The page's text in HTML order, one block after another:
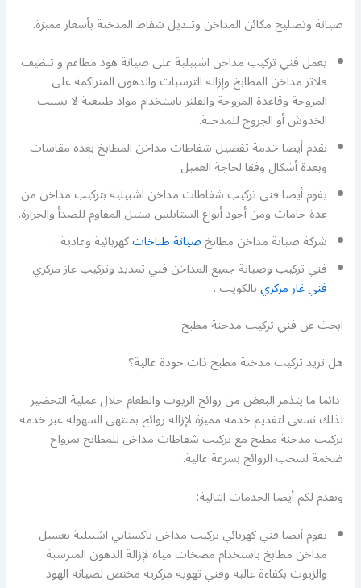
صيانة وتصليح مكائن المداخن وتبديل شفاط المدخنة بأسعار مميزة.
يعمل فني تركيب مداخن اشبيلية على صيانة هود مطاعم و تنظيف
فلاتر مداخن المطابخ وإزالة الترسبات والدهون المتراكمة على
المروحة وقاعدة المروحة والفلتر باستخدام مواد طبيعية لا تسبب
الخدوش أو الجروح للمدخنة.
نقدم أيضا خدمة تفصيل شفاطات مداخن المطابخ بعدة مقاسات
وبعدة أشكال وفقا لحاجة العميل
يقوم أيضا فني تركيب شفاطات مداخن اشبيلية بتركيب مداخن من
عدة خامات ومن أجود أنواع الستانلس ستيل المقاوم للصدأ والحرارة.
شركة صيانة مداخن مطابخصيانة طباخاتكهربائية وعادية .
فني تركيب وصيانة جميع المداخن فني تمديد وتركيب غاز مركزي
فني غاز مركزيبالكويت .
ابحث عن فني تركيب مدخنة مطبخ
هل تريد تركيب مدخنة مطبخ ذات جودة عالية؟
دائما ما يتذمر البعض من روائح الزيوت والطعام خلال عملية التحضير
لذلك نسعى لتقديم خدمة مميزة لإزالة روائح بمنتهى السهولة عبر خدمة
تركيب مدخنة مطبخ مع تركيب شفاطات مداخن للمطابخ بمرواح
ضخمة لسحب الروائح بسرعة عالية.
ونقدم لكم أيضا الخدمات التالية:
يقوم أيضا فني كهربائي تركيب مداخن باكستاني اشبيلية بغسيل
مداخن مطابخ باستخدام مضخات مياه لإزالة الدهون المترسبة
والزيوت بكفاءة عالية وفني تهوية مركزية مختص لصيانة الهود